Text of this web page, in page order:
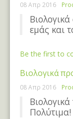
08 Απρ 2016
εμάς και
Be the first to
Βιολογικά
08 Απρ 2016
Πολύτιμα!